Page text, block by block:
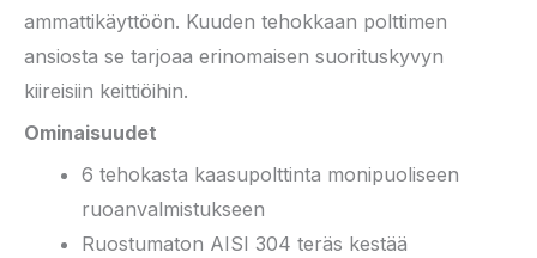
ammattikäyttöön. Kuuden tehokkaan polttimen
ansiosta se tarjoaa erinomaisen suorituskyvyn
kiireisiin keittiöihin.
Ominaisuudet
6 tehokasta kaasupolttinta monipuoliseen
ruoanvalmistukseen
Ruostumaton AISI 304 teräs kestää